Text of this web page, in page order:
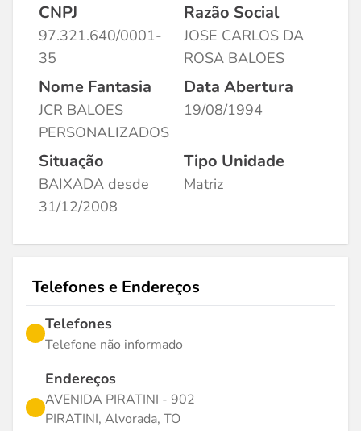
CNPJ
97.321.640/0001-
35
Razão Social
JOSE CARLOS DA
ROSA BALOES
Nome Fantasia
JCR BALOES
PERSONALIZADOS
Data Abertura
19/08/1994
Situação
BAIXADA desde
31/12/2008
Tipo Unidade
Matriz
Telefones e Endereços
Telefones
Telefone não informado
Endereços
AVENIDA PIRATINI - 902
PIRATINI, Alvorada, TO